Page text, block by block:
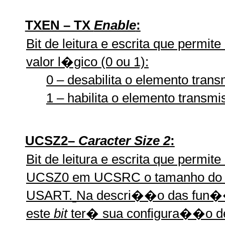
TXEN – TX Enable:
Bit de leitura e escrita que
valor l�gico (0 ou 1):
0 – desabilita o elemento
1 – habilita o elemento
UCSZ2– Caracter Size 2:
Bit de leitura e escrita que
UCSZ0 em UCSRC o tamanho
USART. Na descri��o das
este bitter� sua configura��o